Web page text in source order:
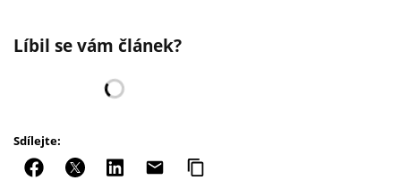
Líbil se vám článek?
Sdílejte: